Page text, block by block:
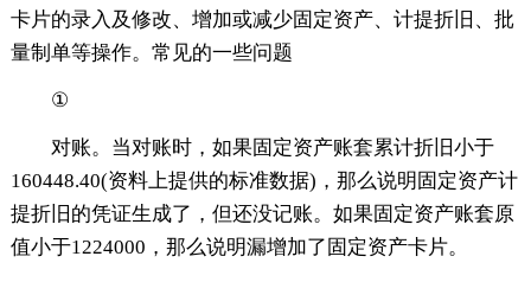
卡片的录入及修改、增加或减少固定资产、计提折旧、批
量制单等操作。常见的一些问题
①
对账。当对账时，如果固定资产账套累计折旧小于
160448.40(资料上提供的标准数据)，那么说明固定资产计
提折旧的凭证生成了，但还没记账。如果固定资产账套原
值小于1224000，那么说明漏增加了固定资产卡片。